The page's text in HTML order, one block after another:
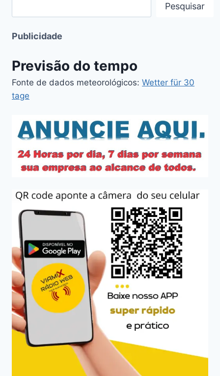
Pesquisar
Publicidade
Previsão do tempo
Fonte de dados meteorológicos: Wetter für 30
tage